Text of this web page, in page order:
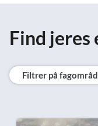
Find
Filtrer på